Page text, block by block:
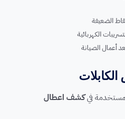
الضعيفة
الكهربائية
أعمال الصيانة
فيكشف اعطال